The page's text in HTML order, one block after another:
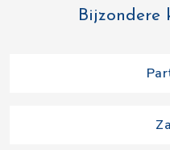
Bijzondere